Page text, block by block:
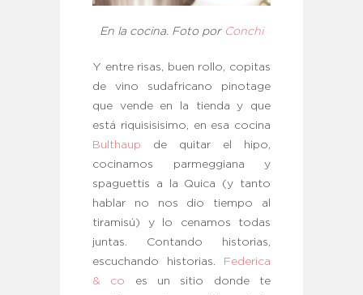
En la cocina. Foto por Conchi
Y entre risas, buen rollo, copitas
de vino sudafricano pinotage
que vende en la tienda y que
está riquisisisimo, en esa cocina
Bulthaup de quitar el hipo,
cocinamos parmeggiana y
spaguettis a la Quica (y tanto
hablar no nos dio tiempo al
tiramisú) y lo cenamos todas
juntas. Contando historias,
escuchando historias.
Federica
& co
es un sitio donde te